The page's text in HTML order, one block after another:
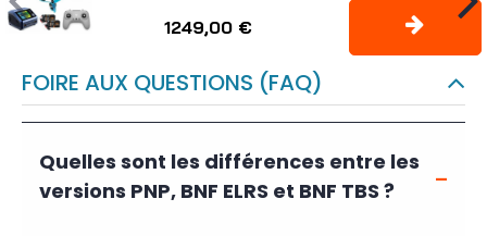
1249,00 €
FOIRE AUX QUESTIONS (FAQ)
Quelles sont les différences entre les
versions PNP, BNF ELRS et BNF TBS ?